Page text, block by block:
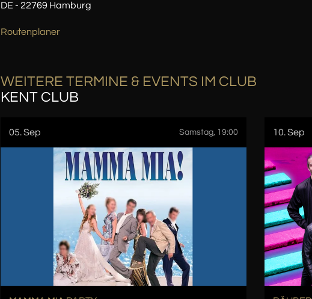
DE - 22769 Hamburg
Routenplaner
WEITERE TERMINE & EVENTS IM CLUB
KENT CLUB
05. Sep Samstag, 19:00 10. Sep